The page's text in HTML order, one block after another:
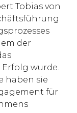
Tobias von
der
wurde.
haben sie
für